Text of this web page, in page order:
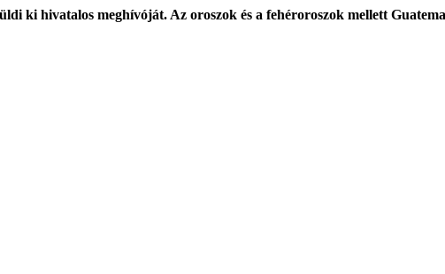
ki hivatalos meghívóját. Az oroszok és a fehéroroszok mellett